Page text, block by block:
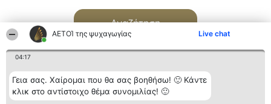
ΑΕΤΟΊ της ψυχαγωγίας Live chat
04:17
Γεια σας. Χαίρομαι που θα σας βοηθήσω! 🙂 Κάντε
κλικ στο αντίστοιχο θέμα συνομιλίας! 🙂
Αναζήτηση